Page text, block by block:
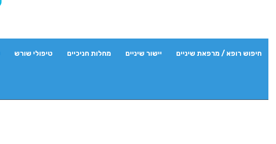
חיפוש רופא / מרפאת שיניים יישור שיניים מחלות חניכיים טיפולי שורש